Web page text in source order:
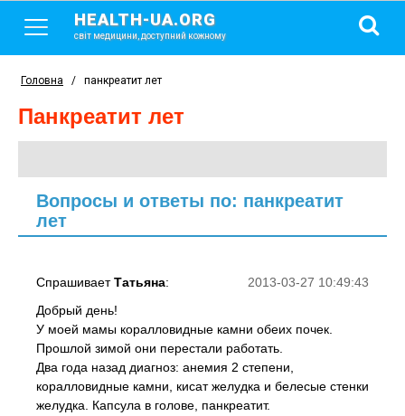
HEALTH-UA.ORG
світ медицини, доступний кожному
Головна / панкреатит лет
панкреатит лет
Вопросы и ответы по: панкреатит
лет
2013-03-27 10:49:43
СпрашиваетТатьяна:
Добрый день!
У моей мамы коралловидные камни обеих почек.
Прошлой зимой они перестали работать.
Два года назад диагноз: анемия 2 степени,
коралловидные камни, кисат желудка и белесые стенки
желудка. Капсула в голове, панкреатит.